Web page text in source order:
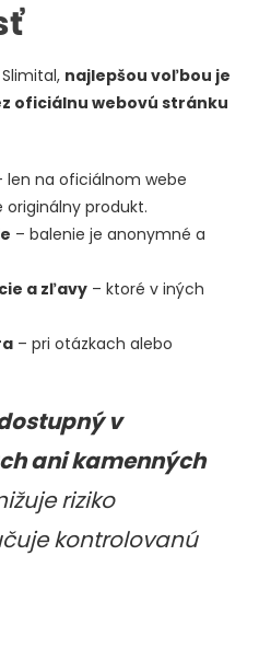
najlepšou voľbou je
oficiálnu webovú stránku
len na oficiálnom webe
produkt.
– balenie je anonymné a
a zľavy – ktoré v iných
– pri otázkach alebo
v
ani kamenných
riziko
kontrolovanú